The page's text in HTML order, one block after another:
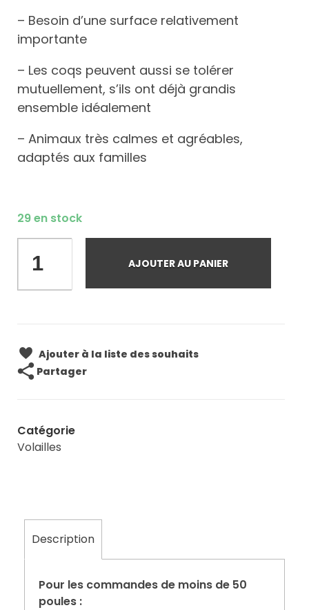
– Besoin d’une surface relativement
importante
– Les coqs peuvent aussi se tolérer
mutuellement, s’ils ont déjà grandis
ensemble idéalement
– Animaux très calmes et agréables,
adaptés aux familles
29 en stock
AJOUTER AU PANIER
Ajouter à la liste des souhaits
Partager
Catégorie
Volailles
Description
Pour les commandes de moins de 50
poules :